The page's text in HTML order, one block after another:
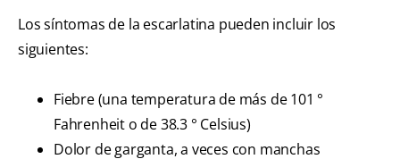
Los síntomas de la escarlatina pueden incluir los
siguientes:
Fiebre (una temperatura de más de 101 °
Fahrenheit o de 38.3 ° Celsius)
Dolor de garganta, a veces con manchas